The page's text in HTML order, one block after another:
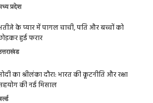
प्रदेश
के प्यार में पागल चाची, पति और बच्चों को
हुई फरार
का श्रीलंका दौरा: भारत की कूटनीति और रक्षा
की नई मिसाल